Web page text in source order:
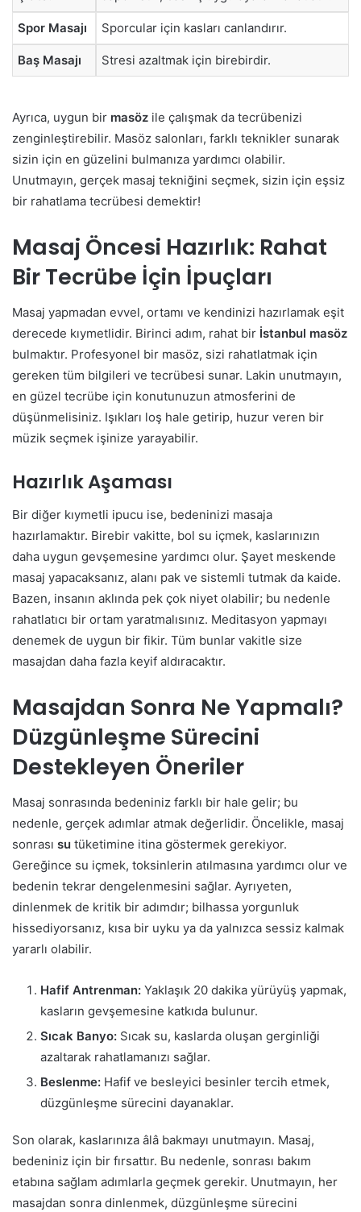
Spor Masajı Sporcular için kasları canlandırır.
Baş Masajı Stresi azaltmak için birebirdir.
Ayrıca, uygun bir masöz ile çalışmak da tecrübenizi
zenginleştirebilir. Masöz salonları, farklı teknikler sunarak
sizin için en güzelini bulmanıza yardımcı olabilir.
Unutmayın, gerçek masaj tekniğini seçmek, sizin için eşsiz
bir rahatlama tecrübesi demektir!
Masaj Öncesi Hazırlık: Rahat
Bir Tecrübe İçin İpuçları
Masaj yapmadan evvel, ortamı ve kendinizi hazırlamak eşit
derecede kıymetlidir. Birinci adım, rahat bir İstanbul masöz
bulmaktır. Profesyonel bir masöz, sizi rahatlatmak için
gereken tüm bilgileri ve tecrübesi sunar. Lakin unutmayın,
en güzel tecrübe için konutunuzun atmosferini de
düşünmelisiniz. Işıkları loş hale getirip, huzur veren bir
müzik seçmek işinize yarayabilir.
Hazırlık Aşaması
Bir diğer kıymetli ipucu ise, bedeninizi masaja
hazırlamaktır. Birebir vakitte, bol su içmek, kaslarınızın
daha uygun gevşemesine yardımcı olur. Şayet meskende
masaj yapacaksanız, alanı pak ve sistemli tutmak da kaide.
Bazen, insanın aklında pek çok niyet olabilir; bu nedenle
rahatlatıcı bir ortam yaratmalısınız. Meditasyon yapmayı
denemek de uygun bir fikir. Tüm bunlar vakitle size
masajdan daha fazla keyif aldıracaktır.
Masajdan Sonra Ne Yapmalı?
Düzgünleşme Sürecini
Destekleyen Öneriler
Masaj sonrasında bedeniniz farklı bir hale gelir; bu
nedenle, gerçek adımlar atmak değerlidir. Öncelikle, masaj
sonrası su tüketimine itina göstermek gerekiyor.
Gereğince su içmek, toksinlerin atılmasına yardımcı olur ve
bedenin tekrar dengelenmesini sağlar. Ayrıyeten,
dinlenmek de kritik bir adımdır; bilhassa yorgunluk
hissediyorsanız, kısa bir uyku ya da yalnızca sessiz kalmak
yararlı olabilir.
Hafif Antrenman: Yaklaşık 20 dakika yürüyüş yapmak,
kasların gevşemesine katkıda bulunur.
Sıcak Banyo: Sıcak su, kaslarda oluşan gerginliği
azaltarak rahatlamanızı sağlar.
Beslenme: Hafif ve besleyici besinler tercih etmek,
düzgünleşme sürecini dayanaklar.
Son olarak, kaslarınıza âlâ bakmayı unutmayın. Masaj,
bedeniniz için bir fırsattır. Bu nedenle, sonrası bakım
etabına sağlam adımlarla geçmek gerekir. Unutmayın, her
masajdan sonra dinlenmek, düzgünleşme sürecini